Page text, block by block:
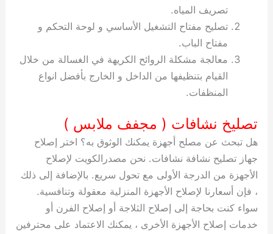
تصريف المياه.
تصليح مفتاح التشغيل الأساسي و لوحة التحكم و
مفتاح الباب.
معالجة مشكلة الروائح الكريهة في الغسالة من خلال
القيام بتنظيفها من الداخل و الخارج بأفضل انواع
المنظفات.
تصليخ نشافات ( مجفف ملابس )
هل تبحث عن مصلح أجهزة يمكنك الوثوق به؟ اختر إصلاح
جهاز تصليح نشافة نشافات. نحن مصدرالكويت لإصلاح
الأجهزة من الدرجة الأولى مع تحول سريع. بالإضافة إلى ذلك
، فإن أسعارنا لإصلاح الأجهزة المنزلية معقولة وتنافسية.
سواء كنت بحاجة إلى إصلاح الثلاجة أو إصلاح الفرن أو
خدمات إصلاح الأجهزة الأخرى ، يمكنك الاعتماد على محترفين